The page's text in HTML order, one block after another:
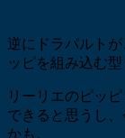
逆にドラパルト
ッピを組み込む
リーリエのピッ
できると思うし
かも。